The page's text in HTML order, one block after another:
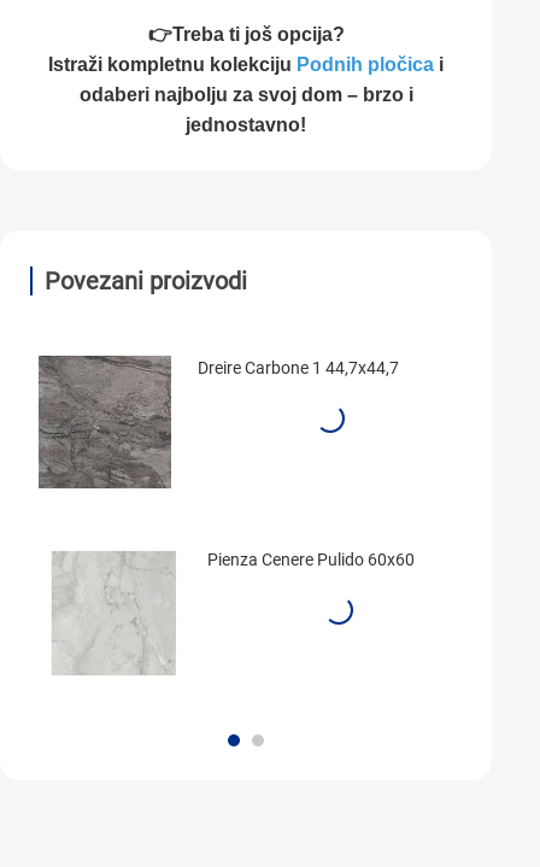
👉Treba ti još opcija?
Istraži kompletnu kolekciju Podnih pločica i
odaberi najbolju za svoj dom – brzo i
jednostavno!
Povezani proizvodi
Dreire Carbone 1 44,7x44,7
Pienza Cenere Pulido 60x60